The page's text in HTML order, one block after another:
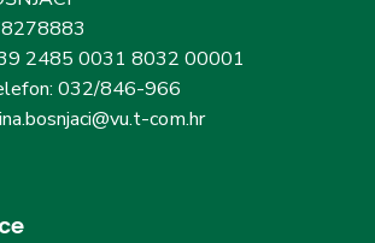
2485 0031 8032 00001
032/846-966
com.hr